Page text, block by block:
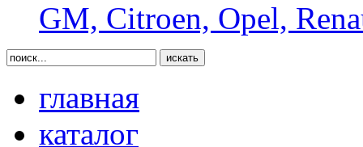
GM, Citroen, Opel,
главная
каталог